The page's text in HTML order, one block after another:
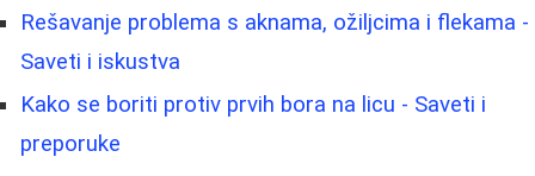
Rešavanje problema s aknama, ožiljcima i flekama -
Saveti i iskustva
Kako se boriti protiv prvih bora na licu - Saveti i
preporuke